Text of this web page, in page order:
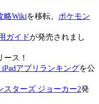
略Wikiを移転。 ポケモン
ガイドが発売されまし
ース！
アプリランキングを公
スターズ ジョーカー2発